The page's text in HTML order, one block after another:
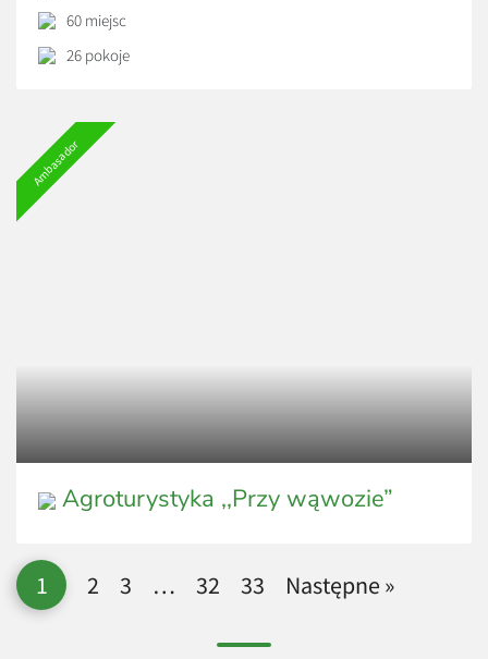
60 miejsc
26 pokoje
Ambasador
Agroturystyka ,,Przy wąwozie”
1 2 3 … 32 33 Następne »